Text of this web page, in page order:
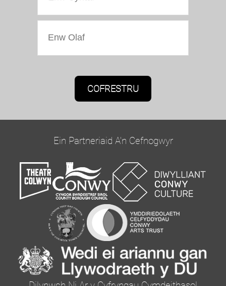
Caniatâd Marchnata
Bydd Oriel Colwyn yn defnyddio'r wybodaeth a
Cadarnhewch yr hoffech glywed gennym trwy e-
bost trwy dicio'r blwch isod:
Ebost
Gallwch newid eich meddwl unrhyw bryd drwy
glicio ar y ddolen dad-danysgrifio yn nhroedyn
unrhyw e-bost a gewch gennym, neu drwy
gysylltu â ni yn curator@orielcolwyn.org. Byddwn
yn trin eich gwybodaeth â pharch. I gael rhagor o
Ein Partneriaid A'n Cefnogwyr